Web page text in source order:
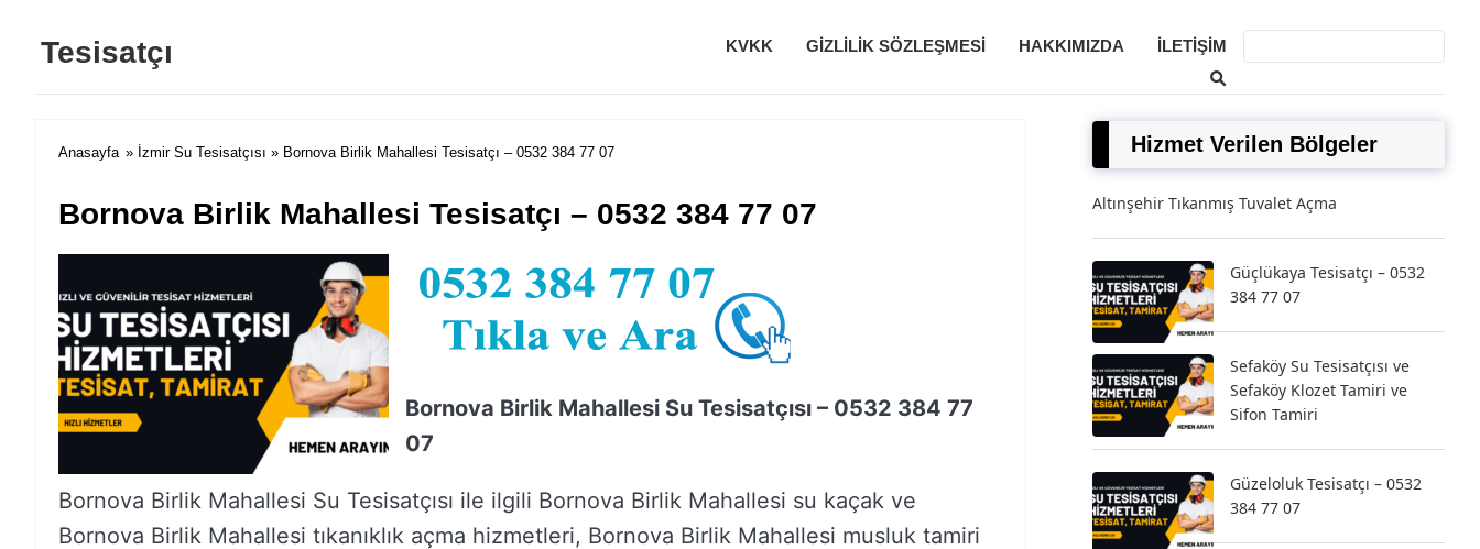
Tesisatçı KVKK GIZLILIK SÖZLEŞMESI HAKKIMIZDA İLETIŞIM
Anasayfa » İzmir Su Tesisatçısı » Bornova Birlik Mahallesi Tesisatçı – 0532 384 77 07
Bornova Birlik Mahallesi Tesisatçı – 0532 384 77 07
Bornova Birlik Mahallesi Su Tesisatçısı – 0532 384 77
07
Bornova Birlik Mahallesi Su Tesisatçısı ile ilgili Bornova Birlik Mahallesi su kaçak ve
Bornova Birlik Mahallesi tıkanıklık açma hizmetleri, Bornova Birlik Mahallesi musluk tamiri
Hizmet Verilen Bölgeler
Altınşehir Tıkanmış Tuvalet Açma
Güçlükaya Tesisatçı – 0532
384 77 07
Sefaköy Su Tesisatçısı ve
Sefaköy Klozet Tamiri ve
Sifon Tamiri
Güzeloluk Tesisatçı – 0532
384 77 07